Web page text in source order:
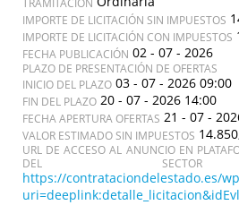
IMPORTE DE LICITACIÓN SIN IMPUESTOS
IMPORTE DE LICITACIÓN CON IMPUESTOS
FECHA PUBLICACIÓN 02 - 07 - 2026
PLAZO DE PRESENTACIÓN DE OFERTAS
INICIO DEL PLAZO 03 - 07 - 2026 09:00
FIN DEL PLAZO 20 - 07 - 2026 14:00
FECHA APERTURA OFERTAS 21 - 07 -
VALOR ESTIMADO SIN IMPUESTOS
URL DE ACCESO AL ANUNCIO EN
DEL SECTOR
https://contrataciondelestado.es/